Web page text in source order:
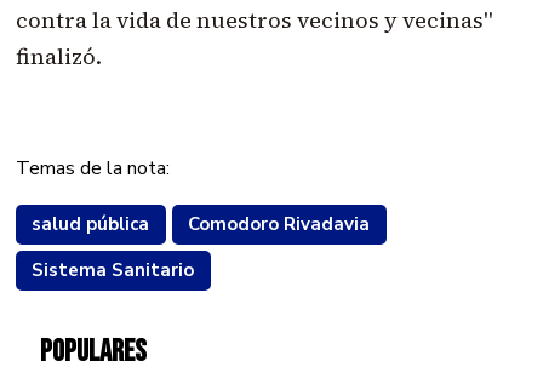
contra la vida de nuestros vecinos y vecinas"
finalizó.
Temas de la nota:
salud pública
Comodoro Rivadavia
Sistema Sanitario
POPULARES